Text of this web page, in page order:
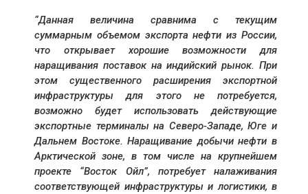
“Данная величина сравнима с текущим
суммарным объемом экспорта нефти из России,
что открывает хорошие возможности для
наращивания поставок на индийский рынок. При
этом существенного расширения экспортной
инфраструктуры для этого не потребуется,
возможно будет использовать действующие
экспортные терминалы на Северо-Западе, Юге и
Дальнем Востоке. Наращивание добычи нефти в
Арктической зоне, в том числе на крупнейшем
проекте “Восток Ойл”, потребует налаживания
соответствующей инфраструктуры и логистики, в